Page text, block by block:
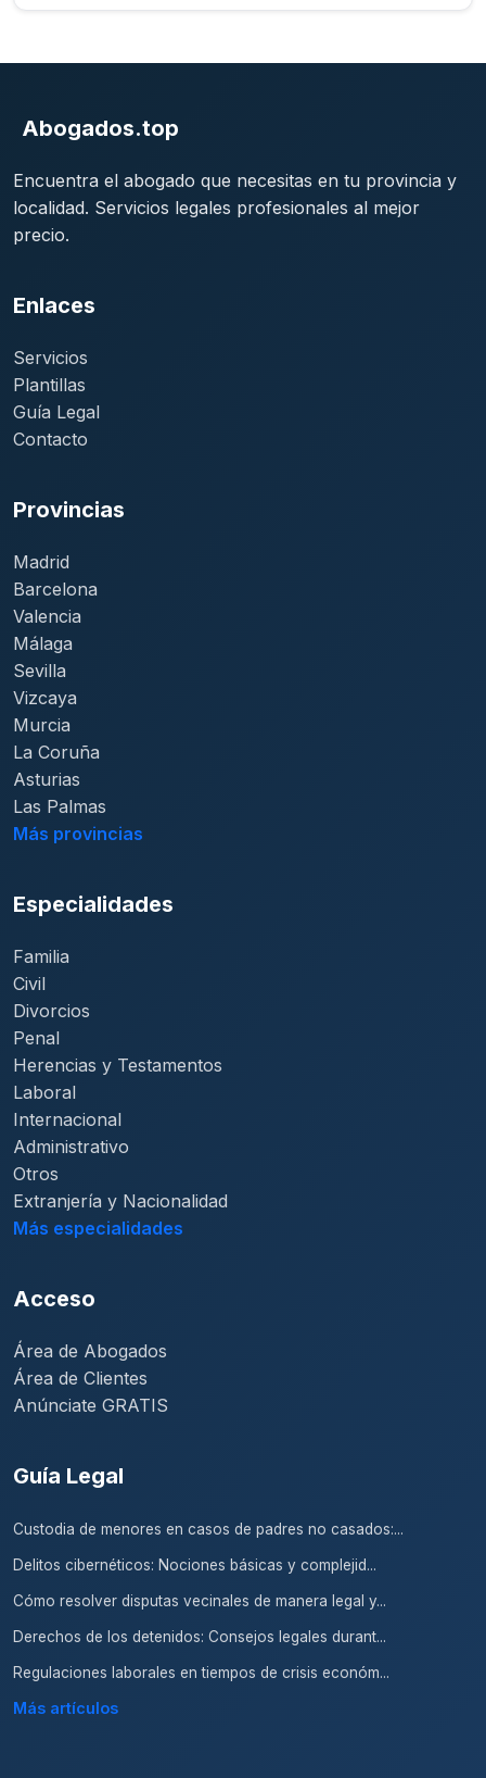
Abogados.top
Encuentra el abogado que necesitas en tu provincia y
localidad. Servicios legales profesionales al mejor
precio.
Enlaces
Servicios
Plantillas
Guía Legal
Contacto
Provincias
Madrid
Barcelona
Valencia
Málaga
Sevilla
Vizcaya
Murcia
La Coruña
Asturias
Las Palmas
Más provincias
Especialidades
Familia
Civil
Divorcios
Penal
Herencias y Testamentos
Laboral
Internacional
Administrativo
Otros
Extranjería y Nacionalidad
Más especialidades
Acceso
Área de Abogados
Área de Clientes
Anúnciate GRATIS
Guía Legal
Custodia de menores en casos de padres no casados:...
Delitos cibernéticos: Nociones básicas y complejid...
Cómo resolver disputas vecinales de manera legal y...
Derechos de los detenidos: Consejos legales durant...
Regulaciones laborales en tiempos de crisis económ...
Más artículos